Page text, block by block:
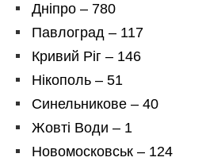
Дніпро – 780
Павлоград – 117
Кривий Ріг – 146
Нікополь – 51
Синельникове – 40
Жовті Води – 1
Новомосковськ – 124